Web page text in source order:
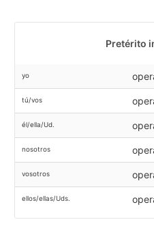
Pretérito
yo
tú/vos
él/ella/Ud.
nosotros
vosotros
ellos/ellas/Uds.